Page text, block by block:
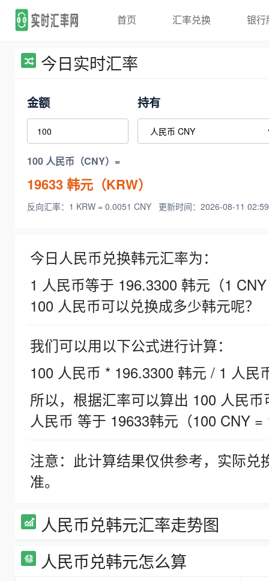
首页 汇率兑换 银行
今日实时汇率
金额 持有
100 人民币（CNY）=
19633韩元（KRW）
反向汇率：1 KRW = 0.0051 CNY 更新时间：2026-08-11
今日人民币兑换韩元汇率为：
1 人民币等于 196.3300 韩元（1
100 人民币可以兑换成多少韩元呢？
我们可以用以下公式进行计算：
100 人民币 * 196.3300 韩元 / 1 人民
所以，根据汇率可以算出 100 人民
人民币 等于 19633韩元（100 CNY =
注意：此计算结果仅供参考，实际
准。
人民币兑韩元汇率走势图
人民币兑韩元怎么算